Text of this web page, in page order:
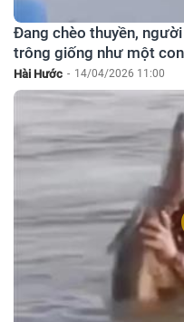
Đang chèo thuyền,
trông giống như một
Hài Hước - 14/04/2026 11:00